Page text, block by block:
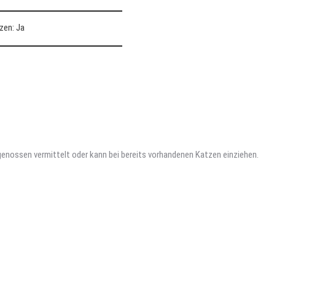
Ja
vermittelt oder kann bei bereits vorhandenen Katzen einziehen.